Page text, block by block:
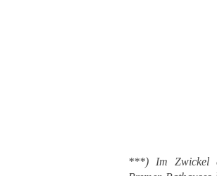
***) Im Zwickel